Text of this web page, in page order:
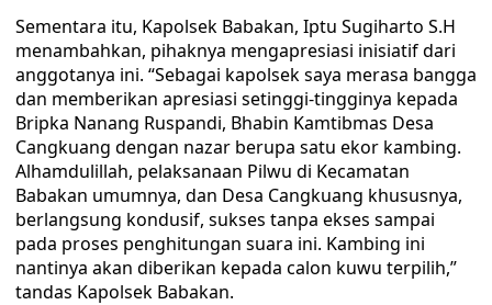
Sementara itu, Kapolsek Babakan, Iptu Sugiharto S.H
menambahkan, pihaknya mengapresiasi inisiatif dari
anggotanya ini. “Sebagai kapolsek saya merasa bangga
dan memberikan apresiasi setinggi-tingginya kepada
Bripka Nanang Ruspandi, Bhabin Kamtibmas Desa
Cangkuang dengan nazar berupa satu ekor kambing.
Alhamdulillah, pelaksanaan Pilwu di Kecamatan
Babakan umumnya, dan Desa Cangkuang khususnya,
berlangsung kondusif, sukses tanpa ekses sampai
pada proses penghitungan suara ini. Kambing ini
nantinya akan diberikan kepada calon kuwu terpilih,”
tandas Kapolsek Babakan.